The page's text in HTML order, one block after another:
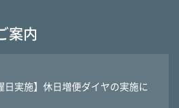
案内
日実施】休日増便ダイヤの実施に